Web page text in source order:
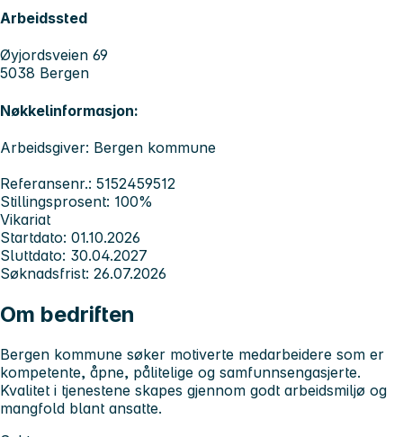
Arbeidssted
Øyjordsveien 69
5038 Bergen
Nøkkelinformasjon:
Arbeidsgiver: Bergen kommune
Referansenr.: 5152459512
Stillingsprosent: 100%
Vikariat
Startdato: 01.10.2026
Sluttdato: 30.04.2027
Søknadsfrist: 26.07.2026
Om bedriften
Bergen kommune søker motiverte medarbeidere som er
kompetente, åpne, pålitelige og samfunnsengasjerte.
Kvalitet i tjenestene skapes gjennom godt arbeidsmiljø og
mangfold blant ansatte.